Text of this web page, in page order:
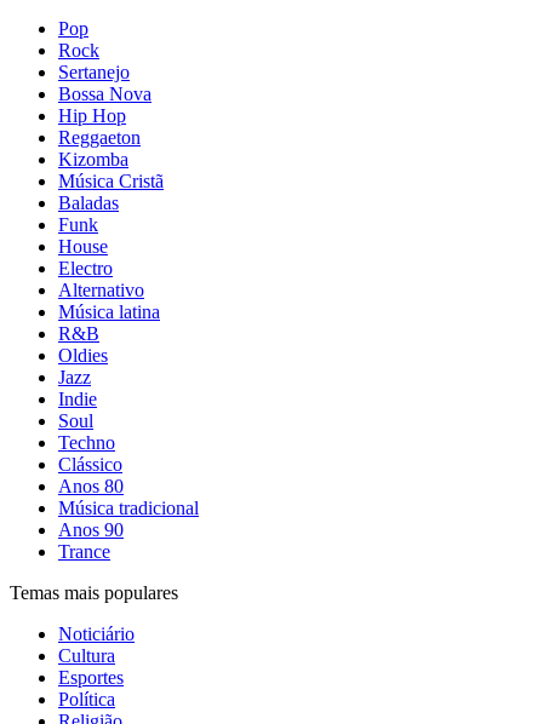
Pop
Rock
Sertanejo
Bossa Nova
Hip Hop
Reggaeton
Kizomba
Música Cristã
Baladas
Funk
House
Electro
Alternativo
Música latina
R&B
Oldies
Jazz
Indie
Soul
Techno
Clássico
Anos 80
Música tradicional
Anos 90
Trance
Temas mais populares
Noticiário
Cultura
Esportes
Política